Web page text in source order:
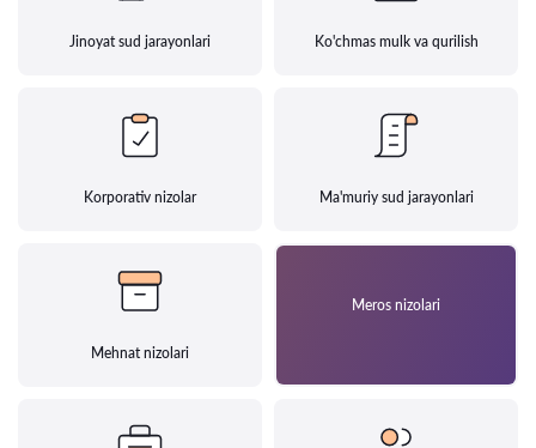
Jinoyat sud jarayonlari Ko'chmas mulk va qurilish
Korporativ nizolar Ma'muriy sud jarayonlari
Mehnat nizolari
Meros nizolari